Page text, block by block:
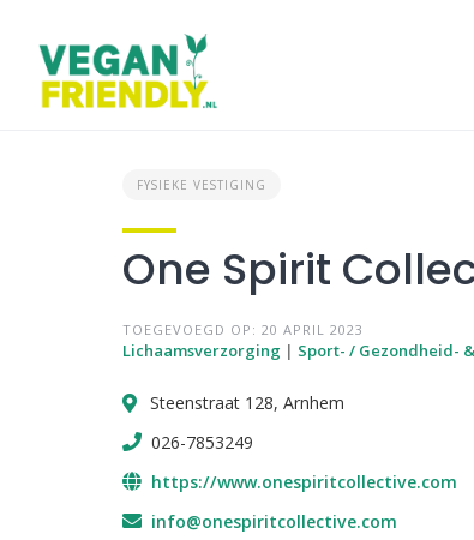
content
FYSIEKE VESTIGING
One Spirit
TOEGEVOEGD OP: 20 APRIL 2023
Lichaamsverzorging | Sport- / Gezondheid-
Steenstraat 128, Arnhem
026-7853249
https://www.onespiritcollective.com
info@onespiritcollective.com